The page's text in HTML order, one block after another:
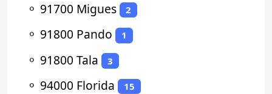
⚬ 91700 Migues 2
⚬ 91800 Pando 1
⚬ 91800 Tala 3
⚬ 94000 Florida 15